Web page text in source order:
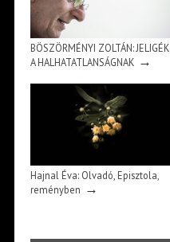
BÖSZÖRMÉNYI ZOLTÁN: JELIGÉK
A HALHATATLANSÁGNAK→
Hajnal Éva: Olvadó, Episztola,
reményben →